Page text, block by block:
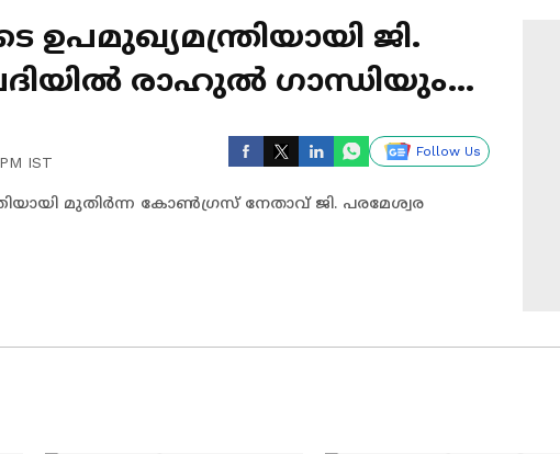
ജി.
രാഹുൽ ഗാന്ധിയും
IST
Follow Us
മുതിർന്ന കോൺഗ്രസ് നേതാവ് ജി. പരമേശ്വര